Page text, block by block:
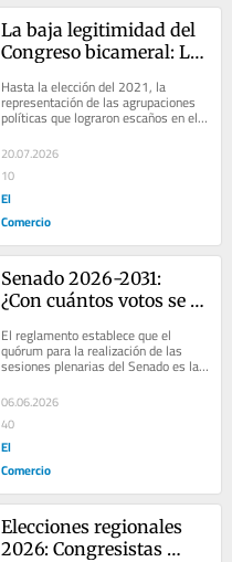
La baja legitimidad del
Congreso bicameral: La
ultimos 20 años
Hasta la elección del 2021, la
representación de las agrupaciones
políticas que lograron escaños en el
Congreso unicameral no había bajado
del...
20.07.2026
10
El
Comercio
Senado 2026-2031:
¿Con cuántos votos se
modificar las leyes
enviadas por los
El reglamento establece que el
quórum para la realización de las
sesiones plenarias del Senado es la
mitad más uno del número hábil de
senadores....
06.06.2026
40
El
Comercio
Elecciones regionales
2026: Congresistas